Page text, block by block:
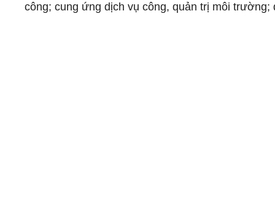
công; cung ứng dịch vụ công, quản trị môi trường;